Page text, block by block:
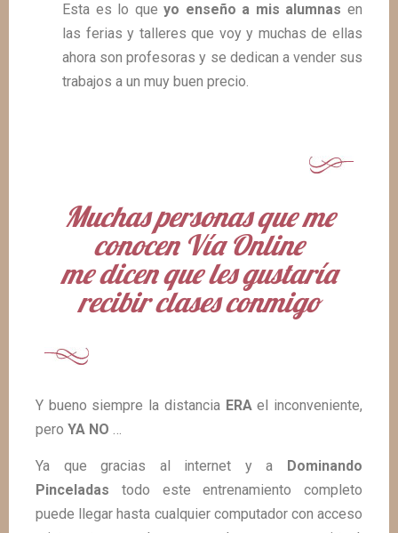
Esta es lo queyo enseño a mis alumnas en
las ferias y talleres que voy y muchas de ellas
ahora son profesoras y se dedican a vender sus
trabajos a un muy buen precio.
Muchas personas que me
conocen Vía Online
me dicen que les gustaría
recibir clases conmigo
Y bueno siempre la distancia ERA el inconveniente,
pero YA NO
Ya que gracias al internet y a Dominando
Pinceladas todo este entrenamiento completo
puede llegar hasta cualquier computador con acceso